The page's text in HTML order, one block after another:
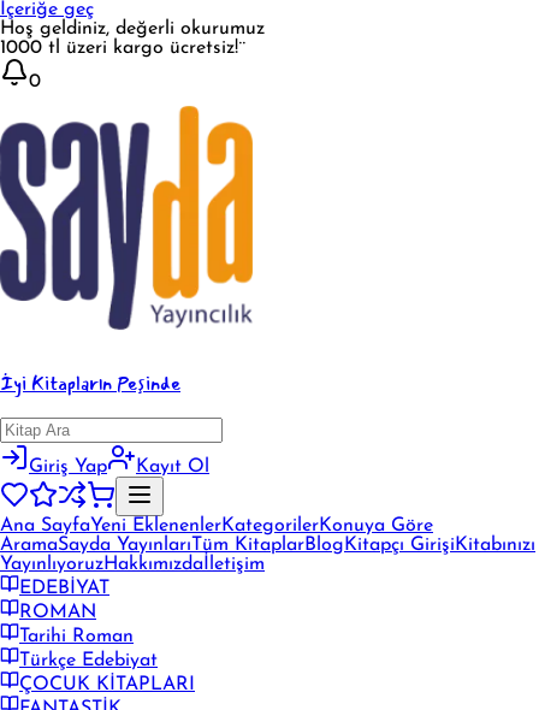
İçeriğe geç
Hoş geldiniz, değerli okurumuz
1000 tl üzeri kargo ücretsiz!¨
0
İyi Kitapların Peşinde
Giriş Yap Kayıt Ol
Ana SayfaYeni EklenenlerKategorilerKonuya Göre
AramaSayda Yayınları Tüm KitaplarBlog Kitapçı Girişi Kitabınızı
YayınlıyoruzHakkımızda İletişim
EDEBİYAT
ROMAN
Tarihi Roman
Türkçe Edebiyat
ÇOCUK KİTAPLARI